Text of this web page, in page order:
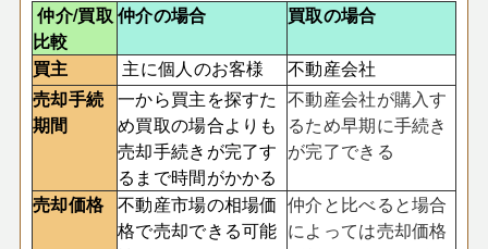
仲介/買取
比較
仲介の場合 買取の場合
買主 主に個人のお客様
不動産会社
売却手続
期間
一から買主を探すた
め買取の場合よりも
売却手続きが完了す
るまで時間がかかる
不動産会社が購入す
るため早期に手続き
が完了できる
売却価格 不動産市場の相場価
格で売却できる可能
仲介と比べると場合
によっては売却価格